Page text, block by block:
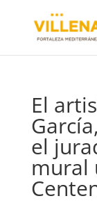
El
el
mural